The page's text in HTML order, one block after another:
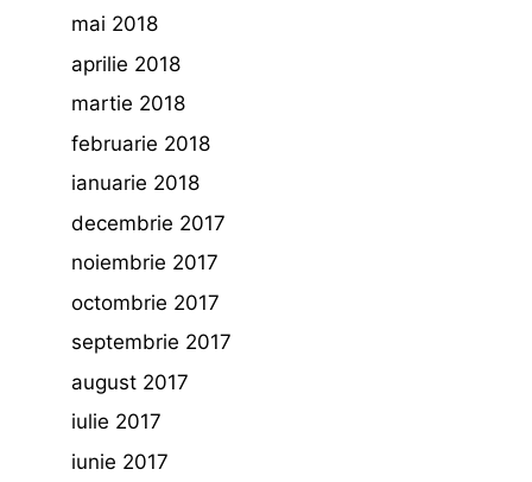
mai 2018
aprilie 2018
martie 2018
februarie 2018
ianuarie 2018
decembrie 2017
noiembrie 2017
octombrie 2017
septembrie 2017
august 2017
iulie 2017
iunie 2017